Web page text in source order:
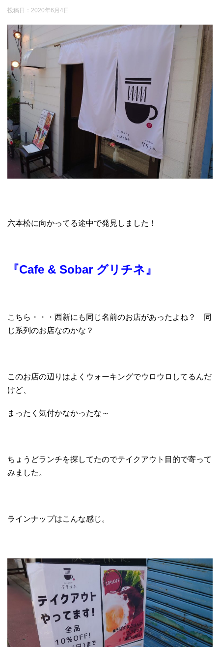
投稿日： 2020年6月4日
六本松に向かってる途中で発見しました！
『Cafe & Sobar グリチネ』
こちら・・・西新にも同じ名前のお店があったよね？ 同
じ系列のお店なのかな？
このお店の辺りはよくウォーキングでウロウロしてるんだ
けど、
まったく気付かなかったな～
ちょうどランチを探してたのでテイクアウト目的で寄って
みました。
ラインナップはこんな感じ。